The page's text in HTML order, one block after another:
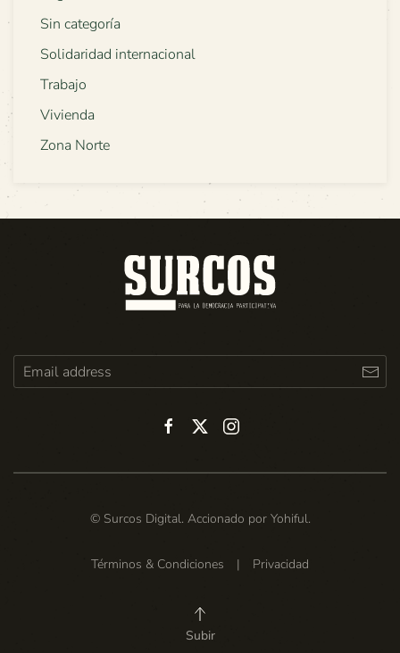
Sin categoría
Solidaridad internacional
Trabajo
Vivienda
Zona Norte
© Surcos Digital. Accionado por Yohiful.
Términos & Condiciones | Privacidad
Subir